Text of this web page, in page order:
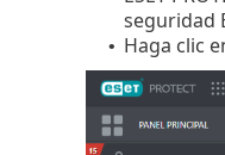
seguridad
• Haga clic